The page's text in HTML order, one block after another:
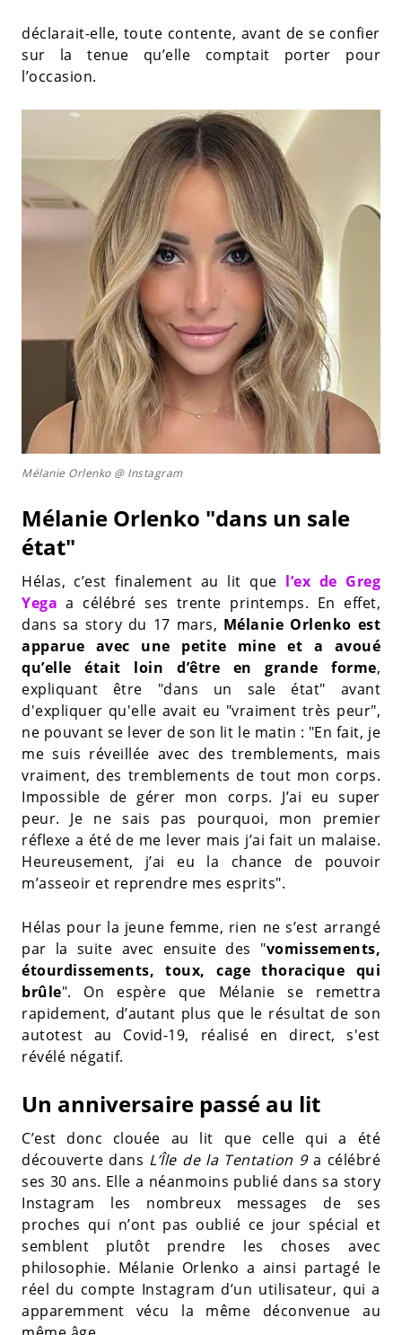
déclarait-elle, toute contente, avant de se confier
sur la tenue qu’elle comptait porter pour
l’occasion.
Mélanie Orlenko @ Instagram
Mélanie Orlenko "dans un sale
état"
Hélas, c’est finalement au lit que l’ex de Greg
Yega a célébré ses trente printemps. En effet,
dans sa story du 17 mars, Mélanie Orlenko est
apparue avec une petite mine et a avoué
qu’elle était loin d’être en grande forme,
expliquant être "dans un sale état" avant
d'expliquer qu'elle avait eu "vraiment très peur",
ne pouvant se lever de son lit le matin : "En fait, je
me suis réveillée avec des tremblements, mais
vraiment, des tremblements de tout mon corps.
Impossible de gérer mon corps. J’ai eu super
peur. Je ne sais pas pourquoi, mon premier
réflexe a été de me lever mais j’ai fait un malaise.
Heureusement, j’ai eu la chance de pouvoir
m’asseoir et reprendre mes esprits".
Hélas pour la jeune femme, rien ne s’est arrangé
par la suite avec ensuite des "vomissements,
étourdissements, toux, cage thoracique qui
brûle". On espère que Mélanie se remettra
rapidement, d’autant plus que le résultat de son
autotest au Covid-19, réalisé en direct, s'est
révélé négatif.
Un anniversaire passé au lit
C’est donc clouée au lit que celle qui a été
découverte dans L’Île de la Tentation 9a célébré
ses 30 ans. Elle a néanmoins publié dans sa story
Instagram les nombreux messages de ses
proches qui n’ont pas oublié ce jour spécial et
semblent plutôt prendre les choses avec
philosophie. Mélanie Orlenko a ainsi partagé le
réel du compte Instagram d’un utilisateur, qui a
apparemment vécu la même déconvenue au